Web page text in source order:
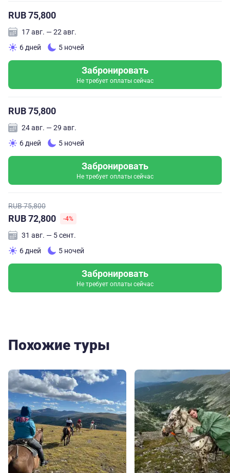
RUB 75,800
17 авг. — 22 авг.
6 дней
5 ночей
Забронировать
Не требует оплаты сейчас
RUB 75,800
24 авг. — 29 авг.
6 дней
5 ночей
Забронировать
Не требует оплаты сейчас
RUB 75,800
RUB 72,800 -4%
31 авг. — 5 сент.
6 дней
5 ночей
Забронировать
Не требует оплаты сейчас
Похожие туры